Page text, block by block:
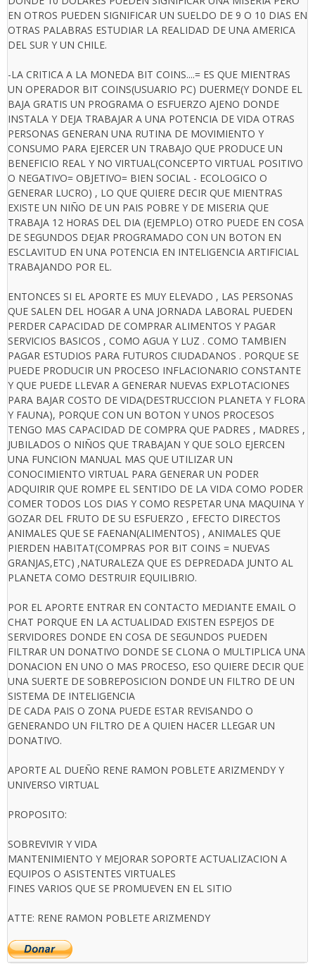
EN OTROS PUEDEN SIGNIFICAR UN SUELDO DE 9 O 10 DIAS EN
OTRAS PALABRAS ESTUDIAR LA REALIDAD DE UNA AMERICA
DEL SUR Y UN CHILE.
-LA CRITICA A LA MONEDA BIT COINS....= ES QUE MIENTRAS
UN OPERADOR BIT COINS(USUARIO PC) DUERME(Y DONDE EL
BAJA GRATIS UN PROGRAMA O ESFUERZO AJENO DONDE
INSTALA Y DEJA TRABAJAR A UNA POTENCIA DE VIDA OTRAS
PERSONAS GENERAN UNA RUTINA DE MOVIMIENTO Y
CONSUMO PARA EJERCER UN TRABAJO QUE PRODUCE UN
BENEFICIO REAL Y NO VIRTUAL(CONCEPTO VIRTUAL POSITIVO
O NEGATIVO= OBJETIVO= BIEN SOCIAL - ECOLOGICO O
GENERAR LUCRO) , LO QUE QUIERE DECIR QUE MIENTRAS
EXISTE UN NIÑO DE UN PAIS POBRE Y DE MISERIA QUE
TRABAJA 12 HORAS DEL DIA (EJEMPLO) OTRO PUEDE EN COSA
DE SEGUNDOS DEJAR PROGRAMADO CON UN BOTON EN
ESCLAVITUD EN UNA POTENCIA EN INTELIGENCIA ARTIFICIAL
TRABAJANDO POR EL.
ENTONCES SI EL APORTE ES MUY ELEVADO , LAS PERSONAS
QUE SALEN DEL HOGAR A UNA JORNADA LABORAL PUEDEN
PERDER CAPACIDAD DE COMPRAR ALIMENTOS Y PAGAR
SERVICIOS BASICOS , COMO AGUA Y LUZ . COMO TAMBIEN
PAGAR ESTUDIOS PARA FUTUROS CIUDADANOS . PORQUE SE
PUEDE PRODUCIR UN PROCESO INFLACIONARIO CONSTANTE
Y QUE PUEDE LLEVAR A GENERAR NUEVAS EXPLOTACIONES
PARA BAJAR COSTO DE VIDA(DESTRUCCION PLANETA Y FLORA
Y FAUNA), PORQUE CON UN BOTON Y UNOS PROCESOS
TENGO MAS CAPACIDAD DE COMPRA QUE PADRES , MADRES ,
JUBILADOS O NIÑOS QUE TRABAJAN Y QUE SOLO EJERCEN
UNA FUNCION MANUAL MAS QUE UTILIZAR UN
CONOCIMIENTO VIRTUAL PARA GENERAR UN PODER
ADQUIRIR QUE ROMPE EL SENTIDO DE LA VIDA COMO PODER
COMER TODOS LOS DIAS Y COMO RESPETAR UNA MAQUINA Y
GOZAR DEL FRUTO DE SU ESFUERZO , EFECTO DIRECTOS
ANIMALES QUE SE FAENAN(ALIMENTOS) , ANIMALES QUE
PIERDEN HABITAT(COMPRAS POR BIT COINS = NUEVAS
GRANJAS,ETC) ,NATURALEZA QUE ES DEPREDADA JUNTO AL
PLANETA COMO DESTRUIR EQUILIBRIO.
POR EL APORTE ENTRAR EN CONTACTO MEDIANTE EMAIL O
CHAT PORQUE EN LA ACTUALIDAD EXISTEN ESPEJOS DE
SERVIDORES DONDE EN COSA DE SEGUNDOS PUEDEN
FILTRAR UN DONATIVO DONDE SE CLONA O MULTIPLICA UNA
DONACION EN UNO O MAS PROCESO, ESO QUIERE DECIR QUE
UNA SUERTE DE SOBREPOSICION DONDE UN FILTRO DE UN
SISTEMA DE INTELIGENCIA
DE CADA PAIS O ZONA PUEDE ESTAR REVISANDO O
GENERANDO UN FILTRO DE A QUIEN HACER LLEGAR UN
DONATIVO.
APORTE AL DUEÑO RENE RAMON POBLETE ARIZMENDY Y
UNIVERSO VIRTUAL
PROPOSITO:
SOBREVIVIR Y VIDA
MANTENIMIENTO Y MEJORAR SOPORTE ACTUALIZACION A
EQUIPOS O ASISTENTES VIRTUALES
FINES VARIOS QUE SE PROMUEVEN EN EL SITIO
ATTE: RENE RAMON POBLETE ARIZMENDY